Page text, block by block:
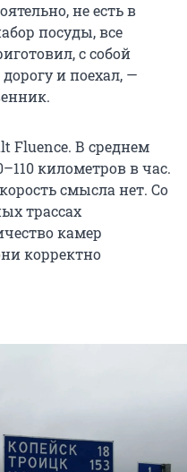
не есть в
посуды, все
с собой
и поехал, —
Fluence. В среднем
километров в час.
смысла нет. Со
трассах
камер
корректно